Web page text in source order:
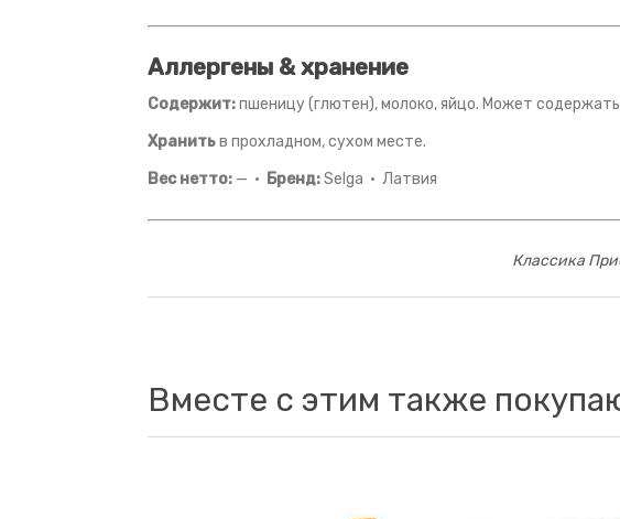
Аллергены & хранение
Содержит:пшеницу (глютен), молоко, яйцо. Может
Хранитьв прохладном, сухом месте.
Вес нетто: — · Бренд:Selga · Латвия
Классика
Вместе с этим также